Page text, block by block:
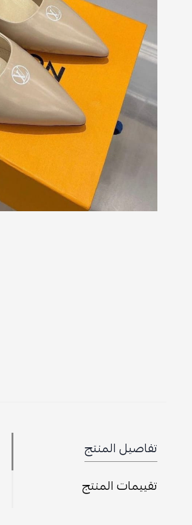
تفاصيل المنتج
تقييمات المنتج